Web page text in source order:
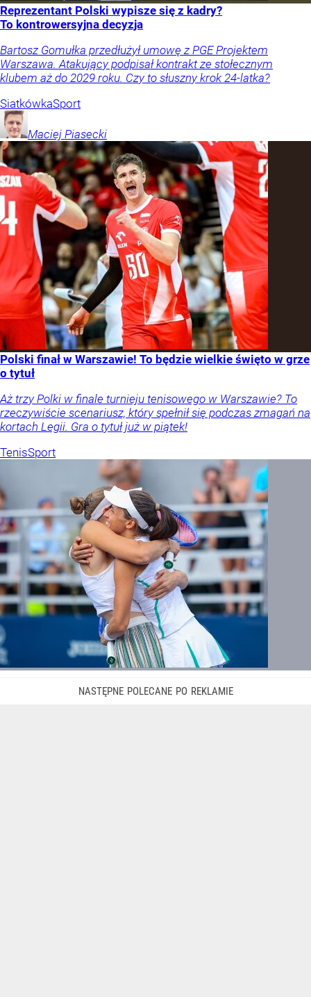
Reprezentant Polski wypisze się z kadry?
To kontrowersyjna decyzja
Bartosz Gomułka przedłużył umowę z PGE Projektem
Warszawa. Atakujący podpisał kontrakt ze stołecznym
klubem aż do 2029 roku. Czy to słuszny krok 24-latka?
SiatkówkaSport
Maciej Piasecki
Polski finał w Warszawie! To będzie wielkie święto w grze
o tytuł
Aż trzy Polki w finale turnieju tenisowego w Warszawie? To
rzeczywiście scenariusz, który spełnił się podczas zmagań na
kortach Legii. Gra o tytuł już w piątek!
TenisSport